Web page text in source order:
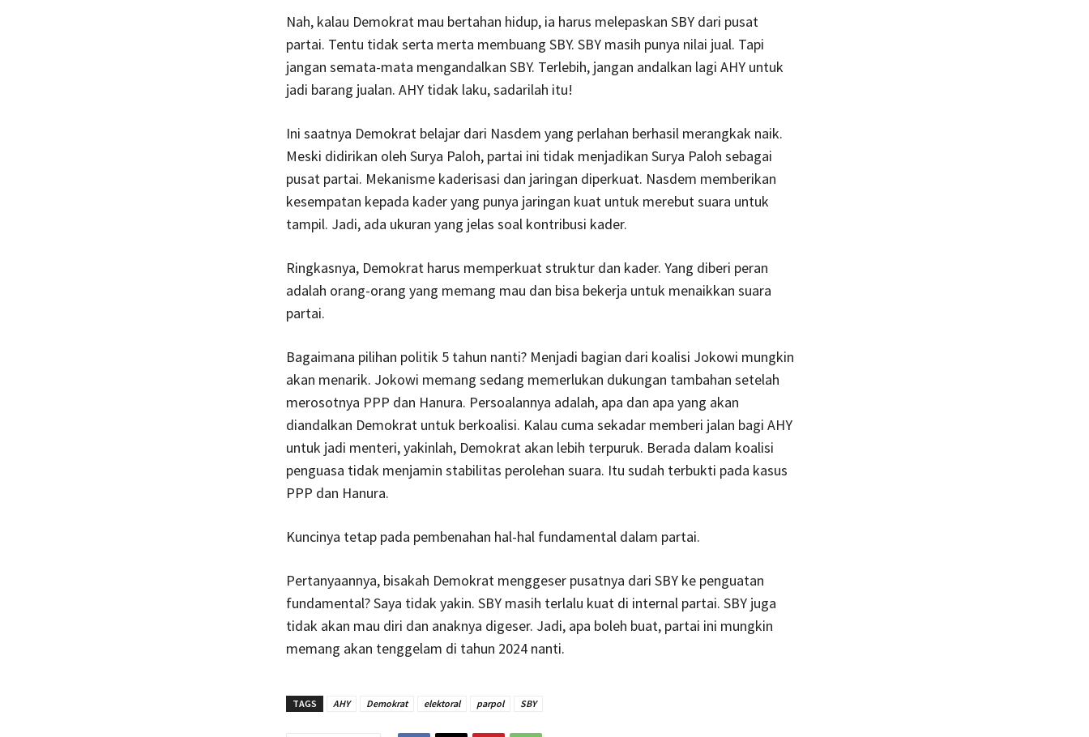
Nah, kalau Demokrat mau bertahan hidup, ia harus melepaskan SBY dari pusat
partai. Tentu tidak serta merta membuang SBY. SBY masih punya nilai jual. Tapi
jangan semata-mata mengandalkan SBY. Terlebih, jangan andalkan lagi AHY untuk
jadi barang jualan. AHY tidak laku, sadarilah itu!
Ini saatnya Demokrat belajar dari Nasdem yang perlahan berhasil merangkak naik.
Meski didirikan oleh Surya Paloh, partai ini tidak menjadikan Surya Paloh sebagai
pusat partai. Mekanisme kaderisasi dan jaringan diperkuat. Nasdem memberikan
kesempatan kepada kader yang punya jaringan kuat untuk merebut suara untuk
tampil. Jadi, ada ukuran yang jelas soal kontribusi kader.
Ringkasnya, Demokrat harus memperkuat struktur dan kader. Yang diberi peran
adalah orang-orang yang memang mau dan bisa bekerja untuk menaikkan suara
partai.
Bagaimana pilihan politik 5 tahun nanti? Menjadi bagian dari koalisi Jokowi mungkin
akan menarik. Jokowi memang sedang memerlukan dukungan tambahan setelah
merosotnya PPP dan Hanura. Persoalannya adalah, apa dan apa yang akan
diandalkan Demokrat untuk berkoalisi. Kalau cuma sekadar memberi jalan bagi AHY
untuk jadi menteri, yakinlah, Demokrat akan lebih terpuruk. Berada dalam koalisi
penguasa tidak menjamin stabilitas perolehan suara. Itu sudah terbukti pada kasus
PPP dan Hanura.
Kuncinya tetap pada pembenahan hal-hal fundamental dalam partai.
Pertanyaannya, bisakah Demokrat menggeser pusatnya dari SBY ke penguatan
fundamental? Saya tidak yakin. SBY masih terlalu kuat di internal partai. SBY juga
tidak akan mau diri dan anaknya digeser. Jadi, apa boleh buat, partai ini mungkin
memang akan tenggelam di tahun 2024 nanti.
TAGS AHY Demokrat elektoral parpol SBY